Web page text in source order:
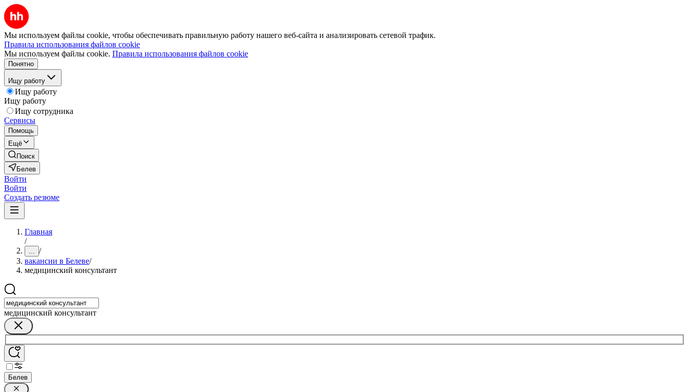
Мы используем файлы cookie, чтобы обеспечивать правильную работу нашего веб-сайта и анализировать сетевой трафик.
Правила использования файлов cookie
Мы используем файлы cookie. Правила использования файлов cookie
Понятно
Ищу работу
Ищу работу
Ищу работу
Ищу сотрудника
Сервисы
Помощь
Ещё
Поиск
Белев
Войти
Войти
Создать резюме
Главная
/
... /
вакансии в Белеве/
медицинский консультант
медицинский консультант
Белев